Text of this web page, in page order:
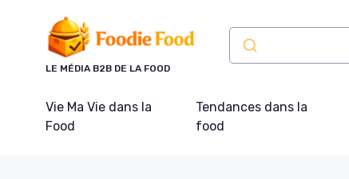
LE MÉDIA B2B DE LA FOOD
Vie Ma Vie dans la
Food
Tendances dans la
food